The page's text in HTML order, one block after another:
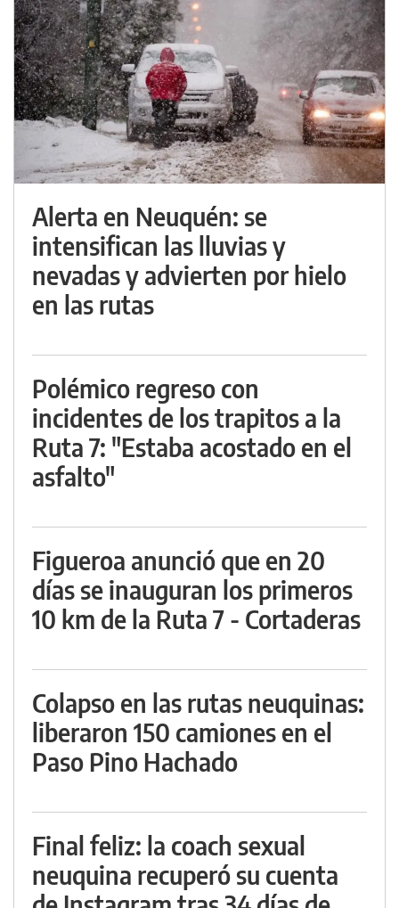
Alerta en Neuquén: se
intensifican las lluvias y
nevadas y advierten por hielo
en las rutas
Polémico regreso con
incidentes de los trapitos a la
Ruta 7: "Estaba acostado en el
asfalto"
Figueroa anunció que en 20
días se inauguran los primeros
10 km de la Ruta 7 - Cortaderas
Colapso en las rutas neuquinas:
liberaron 150 camiones en el
Paso Pino Hachado
Final feliz: la coach sexual
neuquina recuperó su cuenta